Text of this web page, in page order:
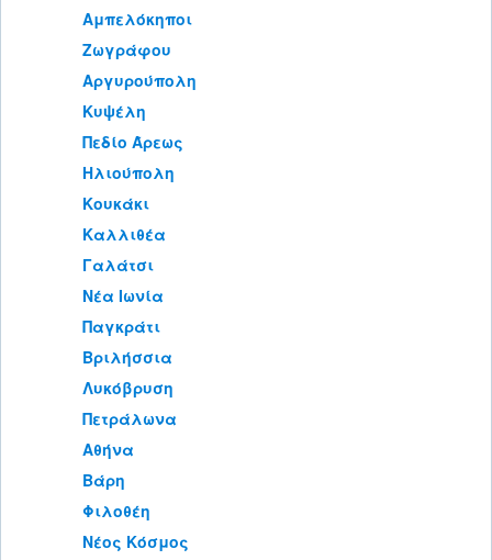
Αμπελόκηποι
Ζωγράφου
Αργυρούπολη
Κυψέλη
Πεδίο Άρεως
Ηλιούπολη
Κουκάκι
Καλλιθέα
Γαλάτσι
Νέα Ιωνία
Παγκράτι
Βριλήσσια
Λυκόβρυση
Πετράλωνα
Αθήνα
Βάρη
Φιλοθέη
Νέος Κόσμος